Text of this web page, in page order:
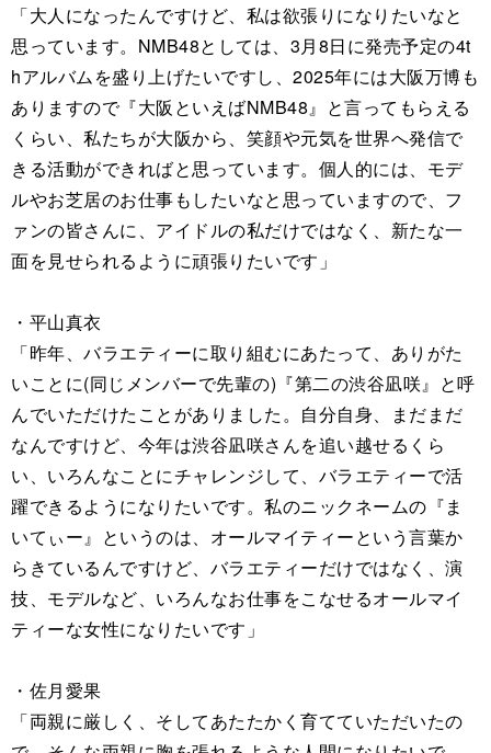
「大人になったんですけど、私は欲張りになりたいなと
思っています。NMB48としては、3月8日に発売予定の4t
hアルバムを盛り上げたいですし、2025年には大阪万博も
ありますので『大阪といえばNMB48』と言ってもらえる
くらい、私たちが大阪から、笑顔や元気を世界へ発信で
きる活動ができればと思っています。個人的には、モデ
ルやお芝居のお仕事もしたいなと思っていますので、フ
ァンの皆さんに、アイドルの私だけではなく、新たな一
面を見せられるように頑張りたいです」
・平山真衣
「昨年、バラエティーに取り組むにあたって、ありがた
いことに(同じメンバーで先輩の)『第二の渋谷凪咲』と呼
んでいただけたことがありました。自分自身、まだまだ
なんですけど、今年は渋谷凪咲さんを追い越せるくら
い、いろんなことにチャレンジして、バラエティーで活
躍できるようになりたいです。私のニックネームの『ま
いてぃー』というのは、オールマイティーという言葉か
らきているんですけど、バラエティーだけではなく、演
技、モデルなど、いろんなお仕事をこなせるオールマイ
ティーな女性になりたいです」
・佐⽉愛果
「両親に厳しく、そしてあたたかく育てていただいたの